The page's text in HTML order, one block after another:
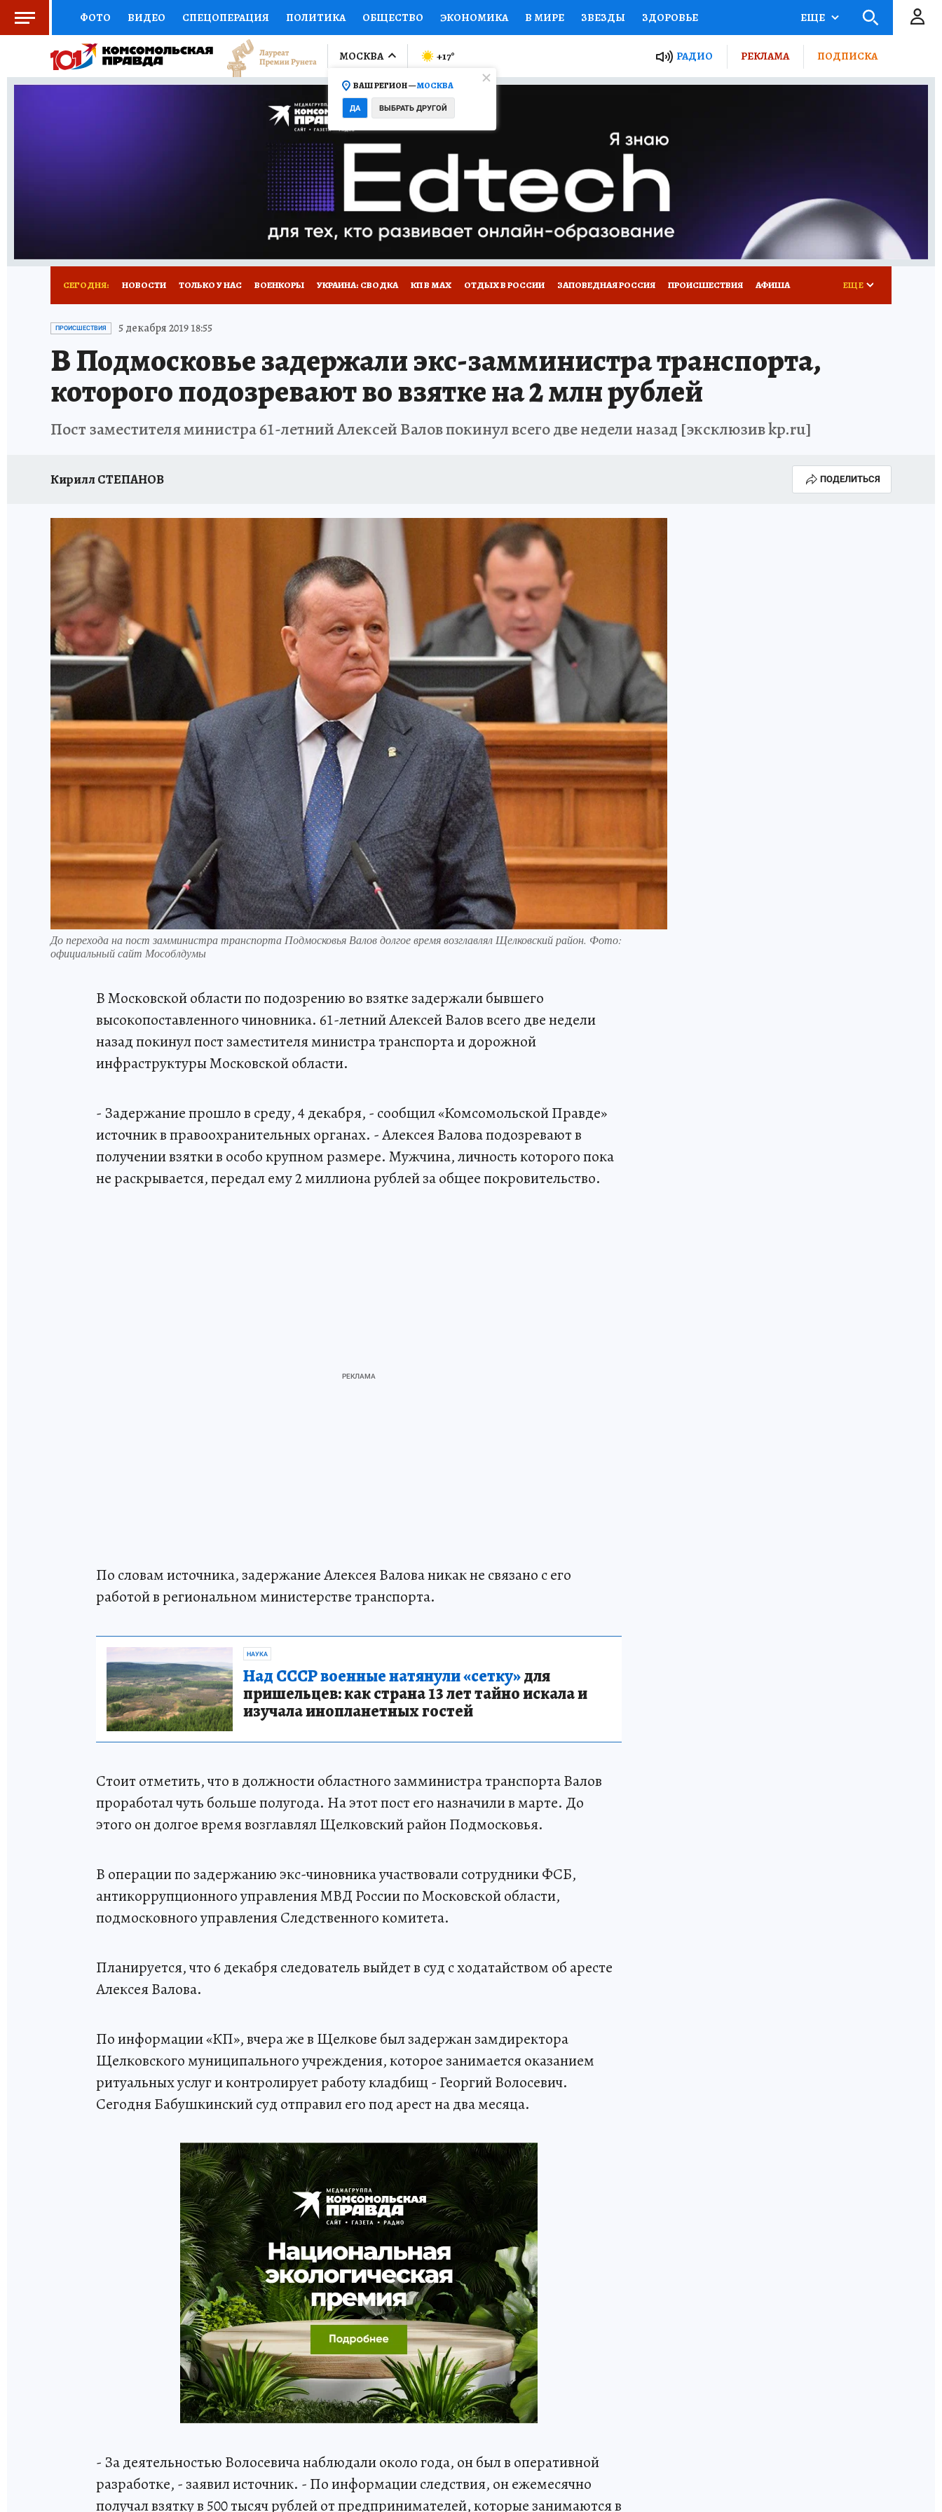
ФОТО ВИДЕО СПЕЦОПЕРАЦИЯ ПОЛИТИКА ОБЩЕСТВО ЭКОНОМИКА В МИРЕ ЗВЕЗДЫ ЗДОРОВЬЕ
СОЦПОДДЕРЖКА НАУКА СПОРТ КОЛУМНИСТЫ ПРОИСШЕСТВИЯ НАЦИОНАЛЬНЫЕ ПРОЕКТЫ РОССИИ АФИША
ВЫБОР ЭКСПЕРТОВ ДОКТОР ФИНАНСЫ ОТКРЫВАЕМ МИР Я ЗНАЮ СЕМЬЯ ЖЕНСКИЕ СЕКРЕТЫ ПУТЕВОДИТЕЛЬ
ПРОГНОЗЫ НА СПОРТ ПРОМОКОДЫ СЕРИАЛЫ
ТЕЛЕВИЗОР КОЛЛЕКЦИИ КОНКУРСЫ ГИД ПОТРЕБИТЕЛЯ
НОВОЕ НА САЙТЕ
ЕЩЕ
МОСКВА
ВАШ РЕГИОН —МОСКВА
ДА ВЫБРАТЬ ДРУГОЙ
+17° РАДИО РЕКЛАМА ПОДПИСКА
СЕГОДНЯ: НОВОСТИ ТОЛЬКО У НАС ВОЕНКОРЫ УКРАИНА: СВОДКА КП В МАХ ОТДЫХ В РОССИИ ЗАПОВЕДНАЯ РОССИЯ ПРОИСШЕСТВИЯ АФИША
ИСПЫТАНО НА СЕБЕ
ЕЩЕ
ПРОИСШЕСТВИЯ 5 декабря 2019 18:55
В Подмосковье задержали экс-замминистра транспорта,
которого подозревают во взятке на 2 млн рублей
Пост заместителя министра 61-летний Алексей Валов покинул всего две недели назад [эксклюзив kp.ru]
Кирилл СТЕПАНОВ ПОДЕЛИТЬСЯ
До перехода на пост замминистра транспорта Подмосковья Валов долгое время возглавлял Щелковский район. Фото:
официальный сайт Мособлдумы
В Московской области по подозрению во взятке задержали бывшего
высокопоставленного чиновника. 61-летний Алексей Валов всего две недели
назад покинул пост заместителя министра транспорта и дорожной
инфраструктуры Московской области.
- Задержание прошло в среду, 4 декабря, - сообщил «Комсомольской Правде»
источник в правоохранительных органах. - Алексея Валова подозревают в
получении взятки в особо крупном размере. Мужчина, личность которого пока
не раскрывается, передал ему 2 миллиона рублей за общее покровительство.
По словам источника, задержание Алексея Валова никак не связано с его
работой в региональном министерстве транспорта.
НАУКА
Над СССР военные натянули «сетку»для
пришельцев: как страна 13 лет тайно искала и
изучала инопланетных гостей
Стоит отметить, что в должности областного замминистра транспорта Валов
проработал чуть больше полугода. На этот пост его назначили в марте. До
этого он долгое время возглавлял Щелковский район Подмосковья.
В операции по задержанию экс-чиновника участвовали сотрудники ФСБ,
антикоррупционного управления МВД России по Московской области,
подмосковного управления Следственного комитета.
Планируется, что 6 декабря следователь выйдет в суд с ходатайством об аресте
Алексея Валова.
По информации «КП», вчера же в Щелкове был задержан замдиректора
Щелковского муниципального учреждения, которое занимается оказанием
ритуальных услуг и контролирует работу кладбищ - Георгий Волосевич.
Сегодня Бабушкинский суд отправил его под арест на два месяца.
- За деятельностью Волосевича наблюдали около года, он был в оперативной
разработке, - заявил источник. - По информации следствия, он ежемесячно
получал взятку в 500 тысяч рублей от предпринимателей, которые занимаются в